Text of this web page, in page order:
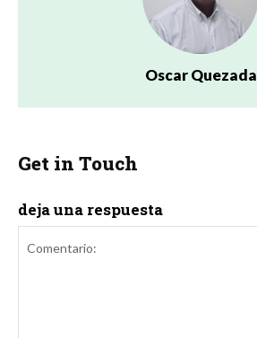
Oscar Quezada
Get in Touch
deja una respuesta